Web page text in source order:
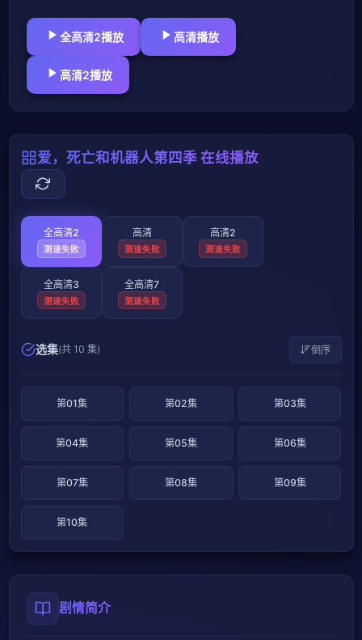
全高清2播放 高清播放
高清2播放
爱，死亡和机器人第四季 在线播放
全高清2
测速失败
高清
测速失败
高清2
测速失败
全高清3
测速失败
全高清7
测速失败
选集(共 10 集) 倒序
第01集 第02集 第03集
第04集 第05集 第06集
第07集 第08集 第09集
第10集
剧情简介